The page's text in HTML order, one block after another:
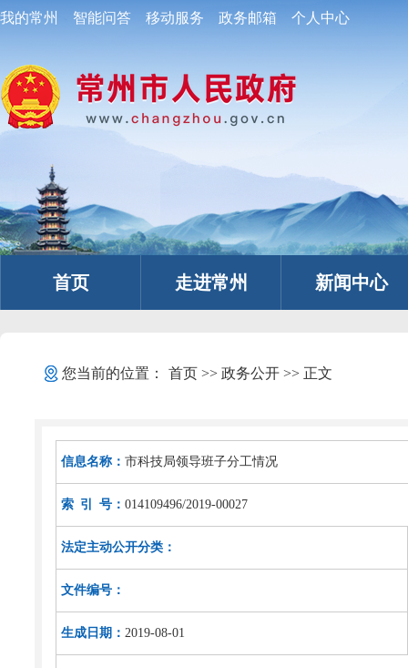
我的常州 智能问答 移动服务 政务邮箱 个人中心
首页 走进常州 新闻中心
您当前的位置： 首页>> 政务公开>> 正文
信息名称： 市科技局领导班子分工情况
索 引 号： 014109496/2019-00027
法定主动公开分类：
文件编号：
生成日期： 2019-08-01